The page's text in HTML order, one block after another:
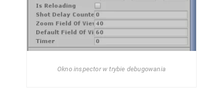
Okno inspector w trybie debugowania